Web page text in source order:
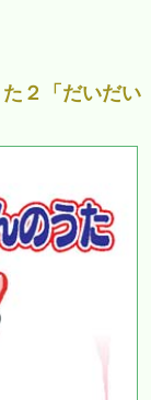
２「だいだい